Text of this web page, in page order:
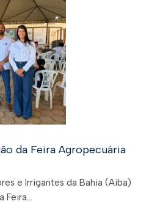
da Feira Agropecuária
e Irrigantes da Bahia (Aiba)
Feira...